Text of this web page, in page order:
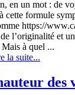
en un mot : de
cette formule
https://
l’originalité et
Mais à quel ...
la suite...
des